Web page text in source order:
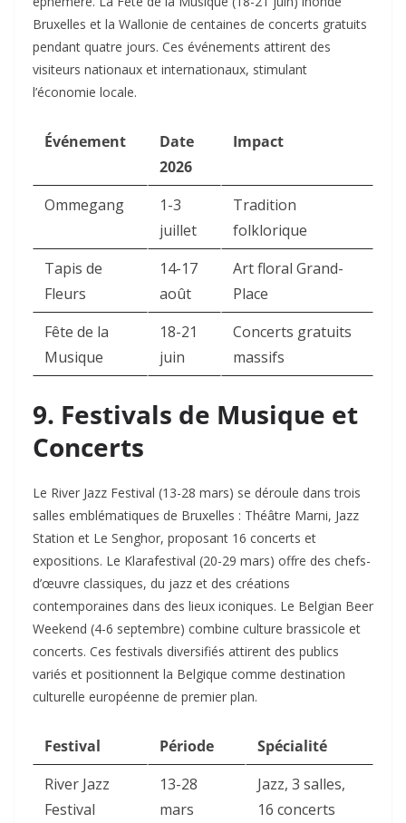
Bruxelles et la Wallonie de centaines de concerts gratuits
pendant quatre jours. Ces événements attirent des
visiteurs nationaux et internationaux, stimulant
l’économie locale.​
Événement
Date
2026
Impact
Ommegang
1-3
juillet
Tradition
folklorique
Tapis de
Fleurs
14-17
août
Art floral Grand-
Place
Fête de la
Musique
18-21
juin
Concerts gratuits
massifs
9. Festivals de Musique et
Concerts
Le River Jazz Festival (13-28 mars) se déroule dans trois
salles emblématiques de Bruxelles : Théâtre Marni, Jazz
Station et Le Senghor, proposant 16 concerts et
expositions. Le Klarafestival (20-29 mars) offre des chefs-
d’œuvre classiques, du jazz et des créations
contemporaines dans des lieux iconiques. Le Belgian Beer
Weekend (4-6 septembre) combine culture brassicole et
concerts. Ces festivals diversifiés attirent des publics
variés et positionnent la Belgique comme destination
culturelle européenne de premier plan.​
Festival Période
Spécialité
River Jazz
Festival
13-28
mars
Jazz, 3 salles,
16 concerts